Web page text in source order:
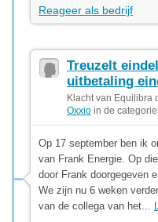
Reageer als bedrijf
Treuzelt
uitbetaling
Klacht van Equilibra
Oxxio in de categorie
Op 17 september ben ik
van Frank Energie. Op
door Frank doorgegeven
We zijn nu 6 weken
van de collega van het...